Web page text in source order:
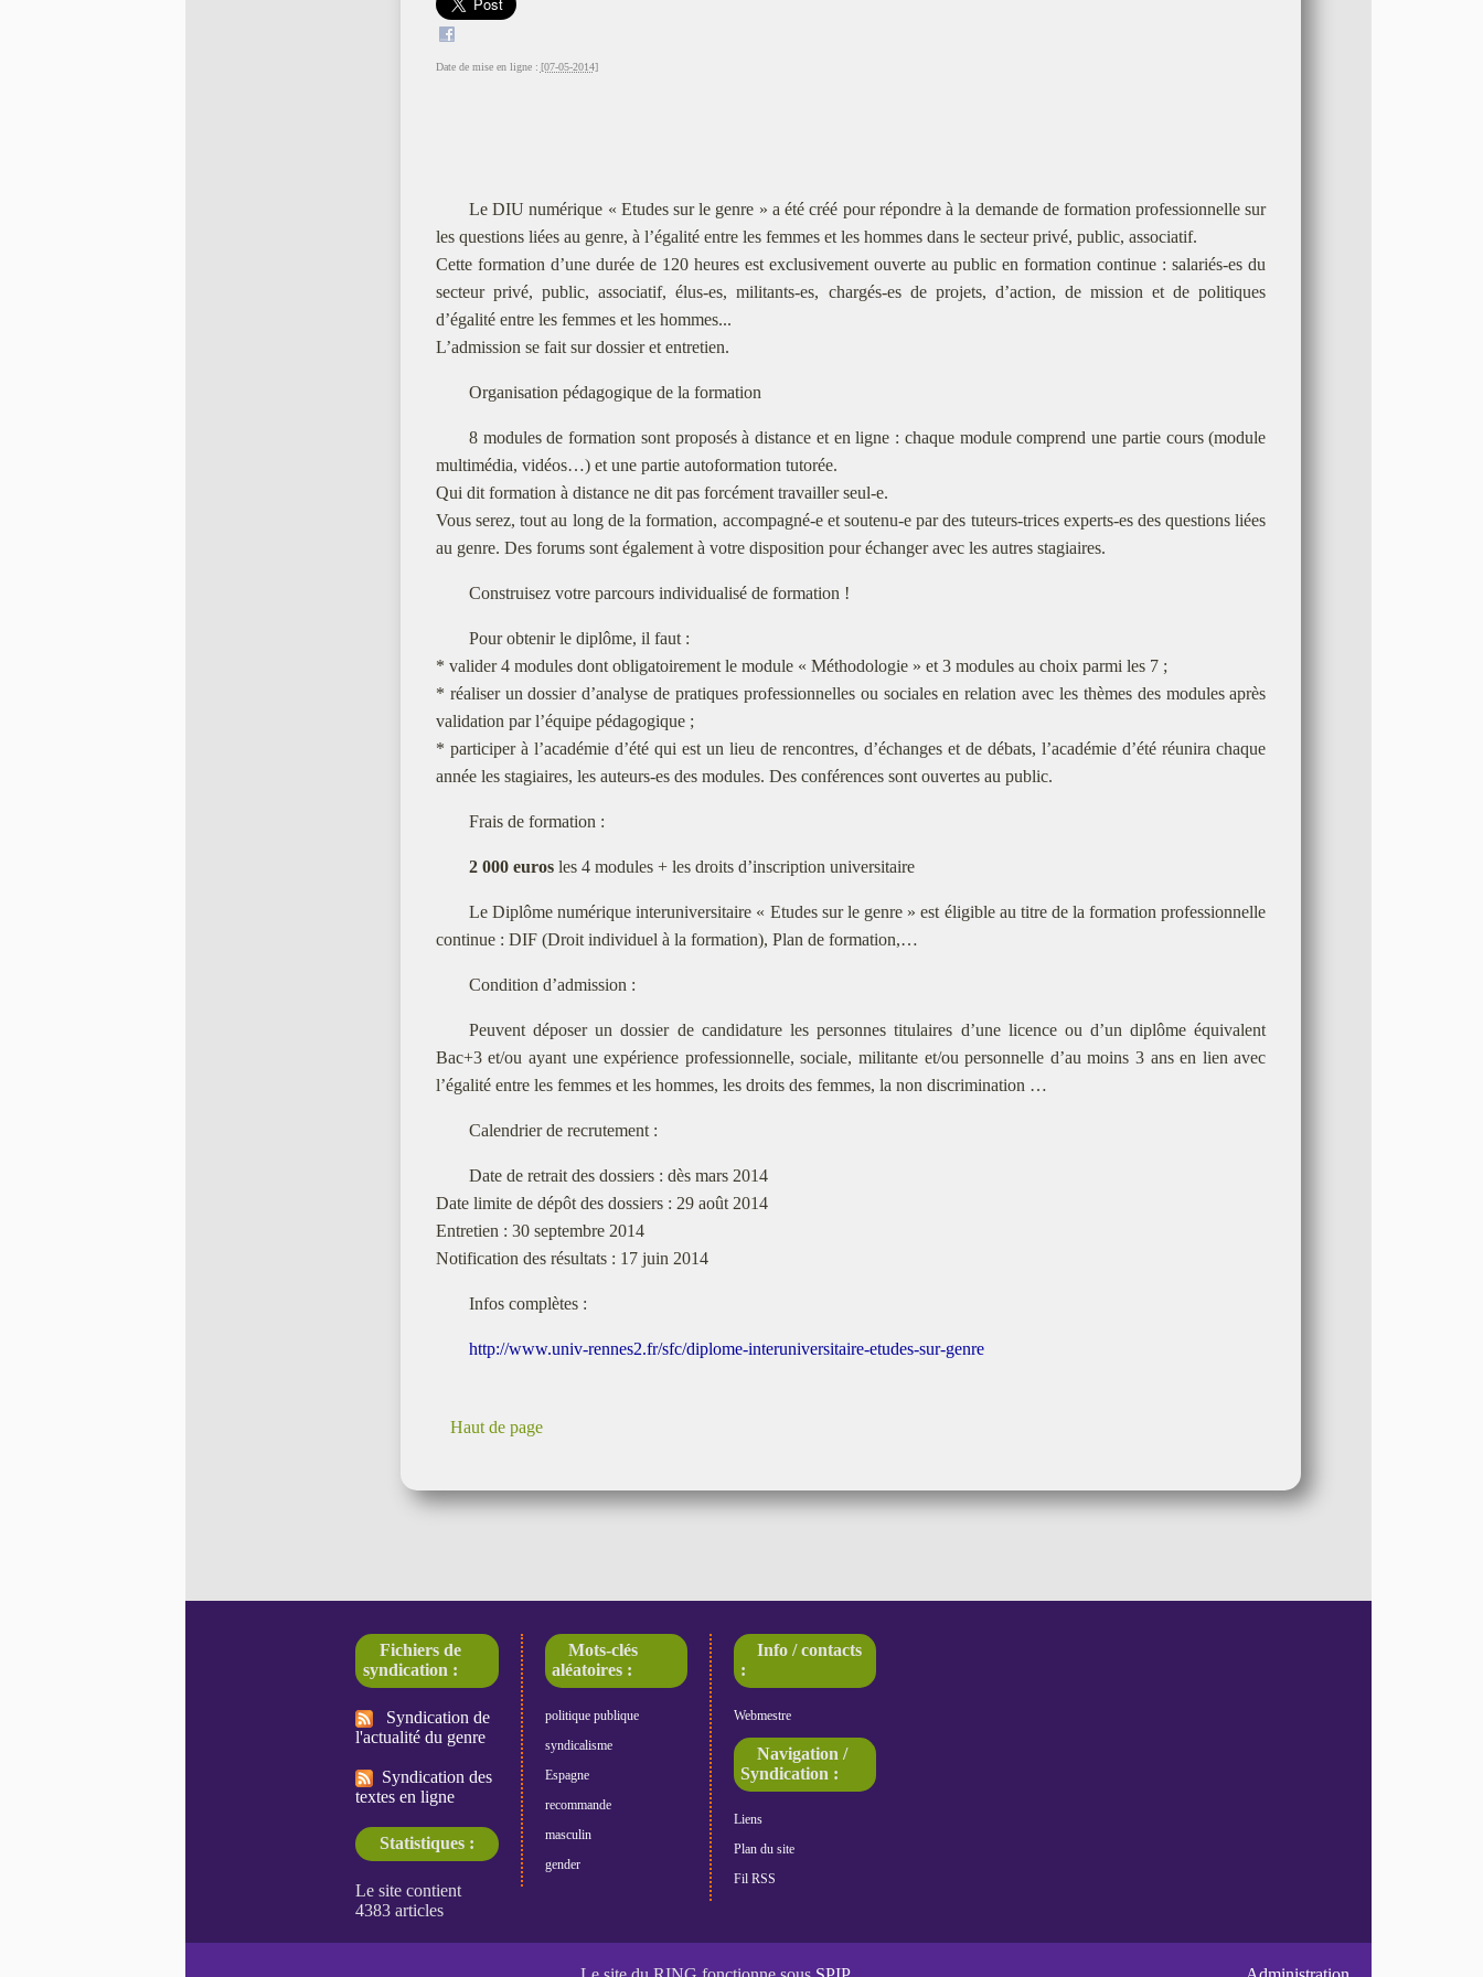
Date de mise en ligne : [07-05-2014]
Le DIU numérique « Etudes sur le genre » a été créé pour répondre à la demande de formation professionnelle sur
les questions liées au genre, à l’égalité entre les femmes et les hommes dans le secteur privé, public, associatif.
Cette formation d’une durée de 120 heures est exclusivement ouverte au public en formation continue : salariés-es du
secteur privé, public, associatif, élus-es, militants-es, chargés-es de projets, d’action, de mission et de politiques
d’égalité entre les femmes et les hommes...
L’admission se fait sur dossier et entretien.
Organisation pédagogique de la formation
8 modules de formation sont proposés à distance et en ligne : chaque module comprend une partie cours (module
multimédia, vidéos…) et une partie autoformation tutorée.
Qui dit formation à distance ne dit pas forcément travailler seul-e.
Vous serez, tout au long de la formation, accompagné-e et soutenu-e par des tuteurs-trices experts-es des questions liées
au genre. Des forums sont également à votre disposition pour échanger avec les autres stagiaires.
Construisez votre parcours individualisé de formation !
Pour obtenir le diplôme, il faut :
* valider 4 modules dont obligatoirement le module « Méthodologie » et 3 modules au choix parmi les 7 ;
* réaliser un dossier d’analyse de pratiques professionnelles ou sociales en relation avec les thèmes des modules après
validation par l’équipe pédagogique ;
* participer à l’académie d’été qui est un lieu de rencontres, d’échanges et de débats, l’académie d’été réunira chaque
année les stagiaires, les auteurs-es des modules. Des conférences sont ouvertes au public.
Frais de formation :
2 000 eurosles 4 modules + les droits d’inscription universitaire
Le Diplôme numérique interuniversitaire « Etudes sur le genre » est éligible au titre de la formation professionnelle
continue : DIF (Droit individuel à la formation), Plan de formation,…
Condition d’admission :
Peuvent déposer un dossier de candidature les personnes titulaires d’une licence ou d’un diplôme équivalent
Bac+3 et/ou ayant une expérience professionnelle, sociale, militante et/ou personnelle d’au moins 3 ans en lien avec
l’égalité entre les femmes et les hommes, les droits des femmes, la non discrimination …
Calendrier de recrutement :
Date de retrait des dossiers : dès mars 2014
Date limite de dépôt des dossiers : 29 août 2014
Entretien : 30 septembre 2014
Notification des résultats : 17 juin 2014
Infos complètes :
http://www.univ-rennes2.fr/sfc/diplome-interuniversitaire-etudes-sur-genre
Haut de page
Fichiers de
syndication :
Syndication de
l'actualité du genre
Syndication des
textes en ligne
Statistiques :
Mots-clés
aléatoires :
politique publique
syndicalisme
Espagne
recommande
masculin
gender
Info / contacts
:
Webmestre
Navigation /
Syndication :
Liens
Plan du site
Fil RSS